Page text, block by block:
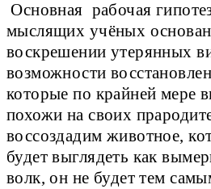
Основная рабочая
мыслящих учёных
воскрешении утерянных
возможности
которые по крайней мере
похожи на своих
воссоздадим животное,
будет выглядеть как
волк, он не будет тем